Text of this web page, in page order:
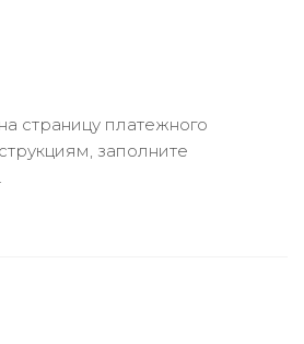
страницу платежного
заполните